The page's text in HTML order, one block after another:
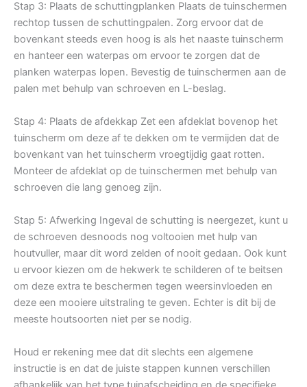
Stap 3: Plaats de schuttingplanken Plaats de tuinschermen
rechtop tussen de schuttingpalen. Zorg ervoor dat de
bovenkant steeds even hoog is als het naaste tuinscherm
en hanteer een waterpas om ervoor te zorgen dat de
planken waterpas lopen. Bevestig de tuinschermen aan de
palen met behulp van schroeven en L-beslag.
Stap 4: Plaats de afdekkap Zet een afdeklat bovenop het
tuinscherm om deze af te dekken om te vermijden dat de
bovenkant van het tuinscherm vroegtijdig gaat rotten.
Monteer de afdeklat op de tuinschermen met behulp van
schroeven die lang genoeg zijn.
Stap 5: Afwerking Ingeval de schutting is neergezet, kunt u
de schroeven desnoods nog voltooien met hulp van
houtvuller, maar dit word zelden of nooit gedaan. Ook kunt
u ervoor kiezen om de hekwerk te schilderen of te beitsen
om deze extra te beschermen tegen weersinvloeden en
deze een mooiere uitstraling te geven. Echter is dit bij de
meeste houtsoorten niet per se nodig.
Houd er rekening mee dat dit slechts een algemene
instructie is en dat de juiste stappen kunnen verschillen